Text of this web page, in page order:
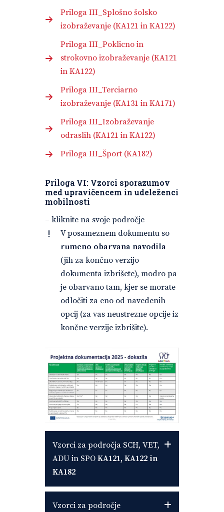
Priloga III_Splošno šolsko
izobraževanje (KA121 in KA122)
Priloga III_Poklicno in
strokovno izobraževanje (KA121
in KA122)
Priloga III_Terciarno
izobraževanje (KA131 in KA171)
Priloga III_Izobraževanje
odraslih (KA121 in KA122)
Priloga III_Šport (KA182)
Priloga VI: Vzorci sporazumov
med upravičencem in udeleženci
mobilnosti
– kliknite na svoje področje
V posameznem dokumentu so
rumeno obarvana navodila
(jih za končno verzijo
dokumenta izbrišete), modro pa
je obarvano tam, kjer se morate
odločiti za eno od navedenih
opcij (za vas neustrezne opcije iz
končne verzije izbrišite).
Vzorci za področja SCH, VET,
ADU in SPO KA121, KA122 in
KA182
Vzorci za področje